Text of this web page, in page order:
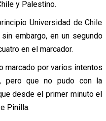
y Palestino.
Universidad de Chile
embargo, en un segundo
en el marcador.
marcado por varios intentos
pero que no pudo con la
desde el primer minuto el
Pinilla.